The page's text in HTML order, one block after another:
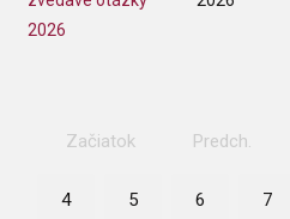
2026
Začiatok Predch.
4 5 6 7